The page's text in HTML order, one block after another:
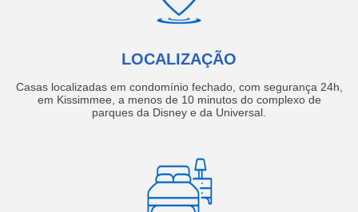
LOCALIZAÇÃO
Casas localizadas em condomínio fechado, com segurança 24h,
em Kissimmee, a menos de 10 minutos do complexo de
parques da Disney e da Universal.